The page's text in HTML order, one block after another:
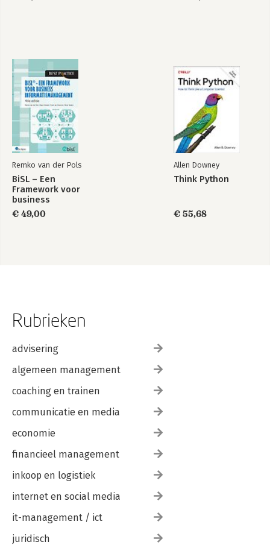
Remko van der Pols
BiSL – Een
Framework voor
business
€ 49,00
Allen Downey
Think Python
€ 55,68
Rubrieken
advisering
algemeen management
coaching en trainen
communicatie en media
economie
financieel management
inkoop en logistiek
internet en social media
it-management / ict
juridisch